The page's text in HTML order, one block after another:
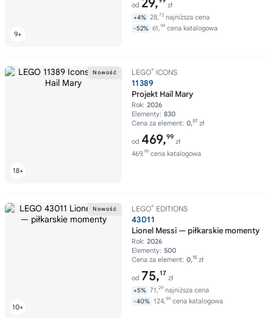
od zł
+4% 28,72 najniższa cena
-52% 61,99 cena katalogowa
LEGO® ICONS
11389
Projekt Hail Mary
Rok: 2026
Elementy: 830
Cena za element: 0,57 zł
od 469,99
zł
469,99 cena katalogowa
LEGO® EDITIONS
43011
Lionel Messi — piłkarskie momenty
Rok: 2026
Elementy: 500
Cena za element: 0,15 zł
od 75,17
zł
+5% 71,29 najniższa cena
-40% 124,99 cena katalogowa